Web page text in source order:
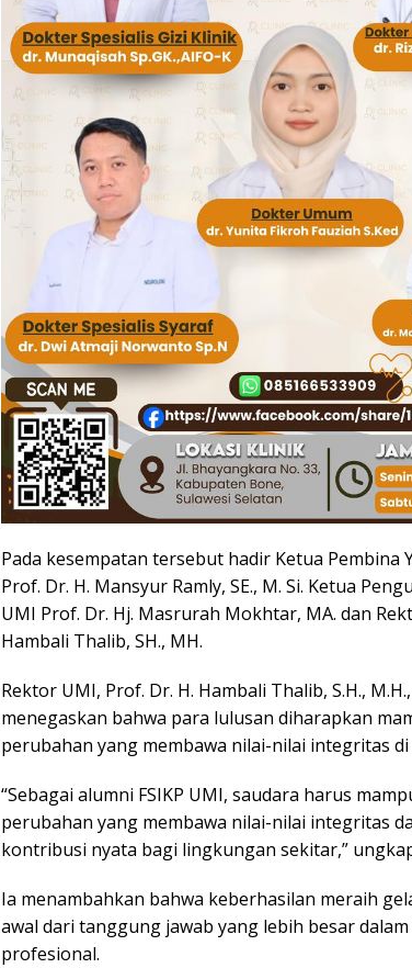
Pada kesempatan tersebut hadir Ketua Pembina
Prof. Dr. H. Mansyur Ramly, SE., M. Si. Ketua
UMI Prof. Dr. Hj. Masrurah Mokhtar, MA. dan
Hambali Thalib, SH., MH.
Rektor UMI, Prof. Dr. H. Hambali Thalib, S.H.,
menegaskan bahwa para lulusan diharapkan
perubahan yang membawa nilai-nilai integritas
“Sebagai alumni FSIKP UMI, saudara harus
perubahan yang membawa nilai-nilai integritas
kontribusi nyata bagi lingkungan sekitar,”
Ia menambahkan bahwa keberhasilan meraih
awal dari tanggung jawab yang lebih besar
profesional.